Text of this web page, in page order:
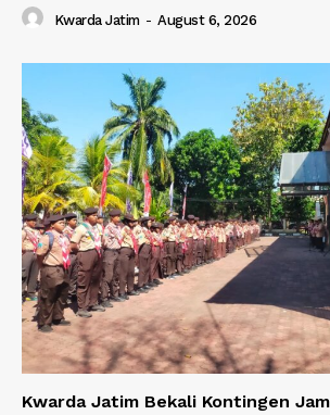
Kwarda Jatim - August 6, 2026
Kwarda Jatim Bekali Kontingen